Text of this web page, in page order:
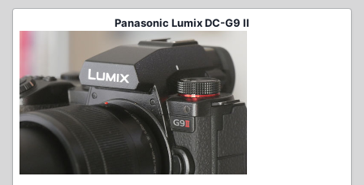
Panasonic Lumix DC-G9 II